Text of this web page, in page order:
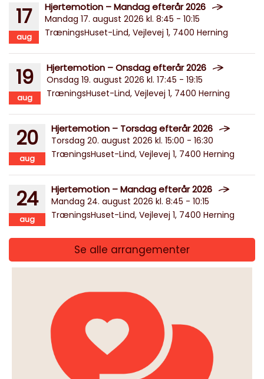
17
aug
Hjertemotion – Mandag efterår 2026
Mandag 17. august 2026 kl. 8:45 - 10:15
TræningsHuset-Lind, Vejlevej 1, 7400 Herning
19
aug
Hjertemotion – Onsdag efterår 2026
Onsdag 19. august 2026 kl. 17:45 - 19:15
TræningsHuset-Lind, Vejlevej 1, 7400 Herning
20
aug
Hjertemotion – Torsdag efterår 2026
Torsdag 20. august 2026 kl. 15:00 - 16:30
TræningsHuset-Lind, Vejlevej 1, 7400 Herning
24
aug
Hjertemotion – Mandag efterår 2026
Mandag 24. august 2026 kl. 8:45 - 10:15
TræningsHuset-Lind, Vejlevej 1, 7400 Herning
Se alle arrangementer